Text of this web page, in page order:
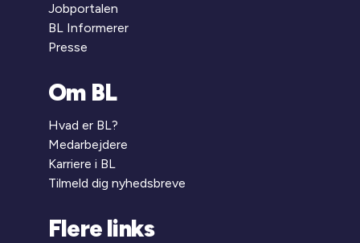
Jobportalen
BL Informerer
Presse
Om BL
Hvad er BL?
Medarbejdere
Karriere i BL
Tilmeld dig nyhedsbreve
Flere links